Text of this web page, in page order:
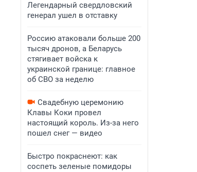
Легендарный свердловский
генерал ушел в отставку
Россию атаковали больше 200
тысяч дронов, а Беларусь
стягивает войска к
украинской границе: главное
об СВО за неделю
Свадебную церемонию
Клавы Коки провел
настоящий король. Из-за него
пошел снег — видео
Быстро покраснеют: как
соспеть зеленые помидоры